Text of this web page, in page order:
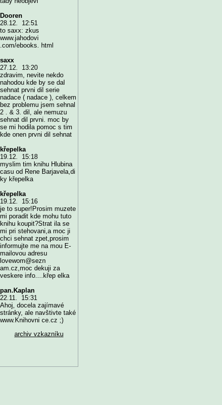
Dooren
28.12. 12:51
to saxx: zkus
www.jahodovi
.com/ebooks. html
saxx
27.12. 13:20
zdravim, nevite nekdo
nahodou kde by se dal
sehnat prvni dil serie
nadace ( nadace ), celkem
bez problemu jsem sehnal
2 . & 3. dil, ale nemuzu
sehnat dil prvni. moc by
se mi hodila pomoc s tim
kde onen prvni dil sehnat
křepelka
19.12. 15:18
myslim tim knihu Hlubina
casu od Rene Barjavela,di
ky křepelka
křepelka
19.12. 15:16
je to super!Prosim muzete
mi poradit kde mohu tuto
knihu koupit?Strat ila se
mi pri stehovani,a moc ji
chci sehnat zpet,prosim
informujte me na mou E-
mailovou adresu
lovewom@sezn
am.cz,moc dekuji za
veskere info....křep elka
pan.Kaplan
22.11. 15:31
Ahoj, docela zajímavé
stránky, ale navštivte také
www.Knihovni ce.cz ;)
archiv vzkazníku